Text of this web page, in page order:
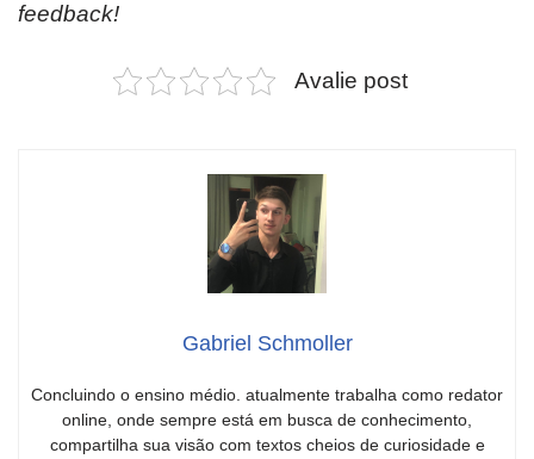
feedback!
Avalie post
Gabriel Schmoller
Concluindo o ensino médio. atualmente trabalha como redator
online, onde sempre está em busca de conhecimento,
compartilha sua visão com textos cheios de curiosidade e